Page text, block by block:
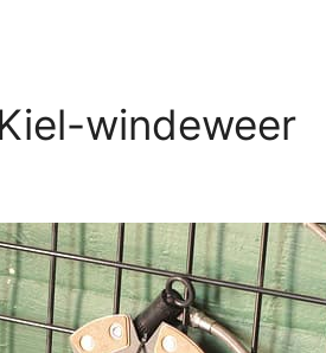
windeweer